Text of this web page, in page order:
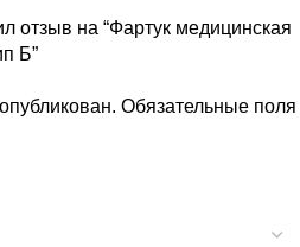
отзыв на “Фартук медицинская
Б”
Обязательные поля